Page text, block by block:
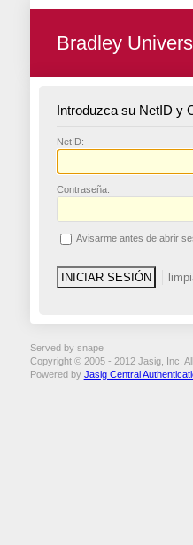
Bradley
Introduzca su NetID y
NetID:
Contraseña:
Avisarme antes de abrir
Served by snape
Copyright © 2005 - 2012 Jasig, Inc.
Powered by Jasig Central